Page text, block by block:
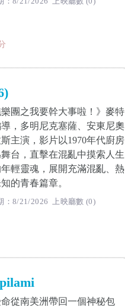
樂團之我要幹大事啦！》麥特
，多明尼克塞薩、安東尼奧
主演，影片以1970年代廚房
台，直擊在混亂中摸索人生
輕靈魂，展開充滿混亂、熱
的青春篇章。
：8/21/2026 上映廳數 (0)
從南美洲帶回一個神秘包